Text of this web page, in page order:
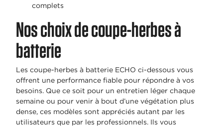
complets
Nos choix de coupe-herbes à
batterie
Les coupe-herbes à batterie ECHO ci-dessous vous
offrent une performance fiable pour répondre à vos
besoins. Que ce soit pour un entretien léger chaque
semaine ou pour venir à bout d’une végétation plus
dense, ces modèles sont appréciés autant par les
utilisateurs que par les professionnels. Ils vous